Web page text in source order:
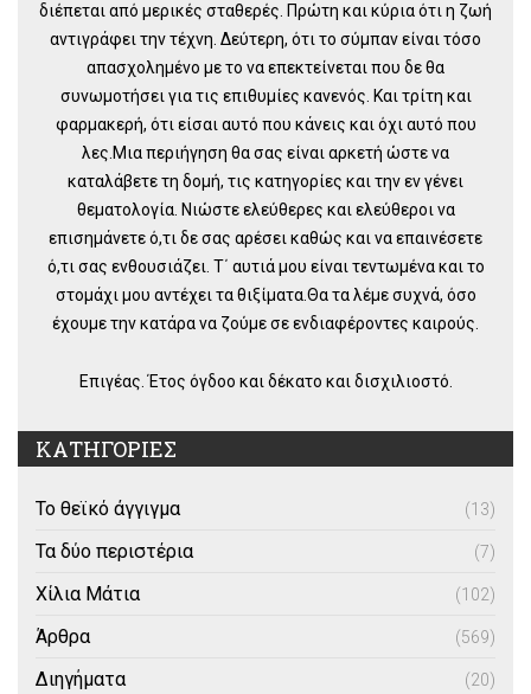
διέπεται από μερικές σταθερές. Πρώτη και κύρια ότι η ζωή
αντιγράφει την τέχνη. Δεύτερη, ότι το σύμπαν είναι τόσο
απασχολημένο με το να επεκτείνεται που δε θα
συνωμοτήσει για τις επιθυμίες κανενός. Και τρίτη και
φαρμακερή, ότι είσαι αυτό που κάνεις και όχι αυτό που
λες.Μια περιήγηση θα σας είναι αρκετή ώστε να
καταλάβετε τη δομή, τις κατηγορίες και την εν γένει
θεματολογία. Νιώστε ελεύθερες και ελεύθεροι να
επισημάνετε ό,τι δε σας αρέσει καθώς και να επαινέσετε
ό,τι σας ενθουσιάζει. Τ΄ αυτιά μου είναι τεντωμένα και το
στομάχι μου αντέχει τα θιξίματα.Θα τα λέμε συχνά, όσο
έχουμε την κατάρα να ζούμε σε ενδιαφέροντες καιρούς.
Επιγέας. Έτος όγδοο και δέκατο και δισχιλιοστό.
ΚΑΤΗΓΟΡΙΕΣ
Το θεϊκό άγγιγμα (13)
Τα δύο περιστέρια (7)
Χίλια Μάτια (102)
Άρθρα (569)
Διηγήματα (20)